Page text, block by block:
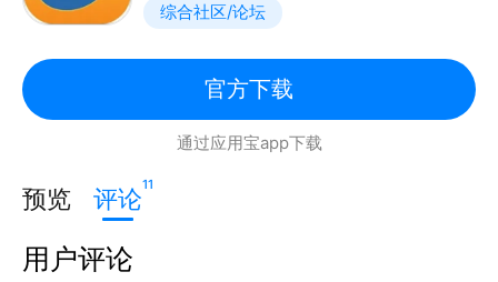
综合社区/论坛
官方下载
通过应用宝app下载
预览 评论11
用户评论